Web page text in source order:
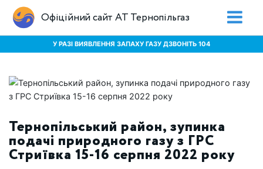
Офіційний сайт АТ Тернопільгаз
У РАЗІ ВИЯВЛЕННЯ ЗАПАХУ ГАЗУ ДЗВОНІТЬ 104
Тернопільський район, зупинка
подачі природного газу з ГРС
Стриївка 15-16 серпня 2022 року